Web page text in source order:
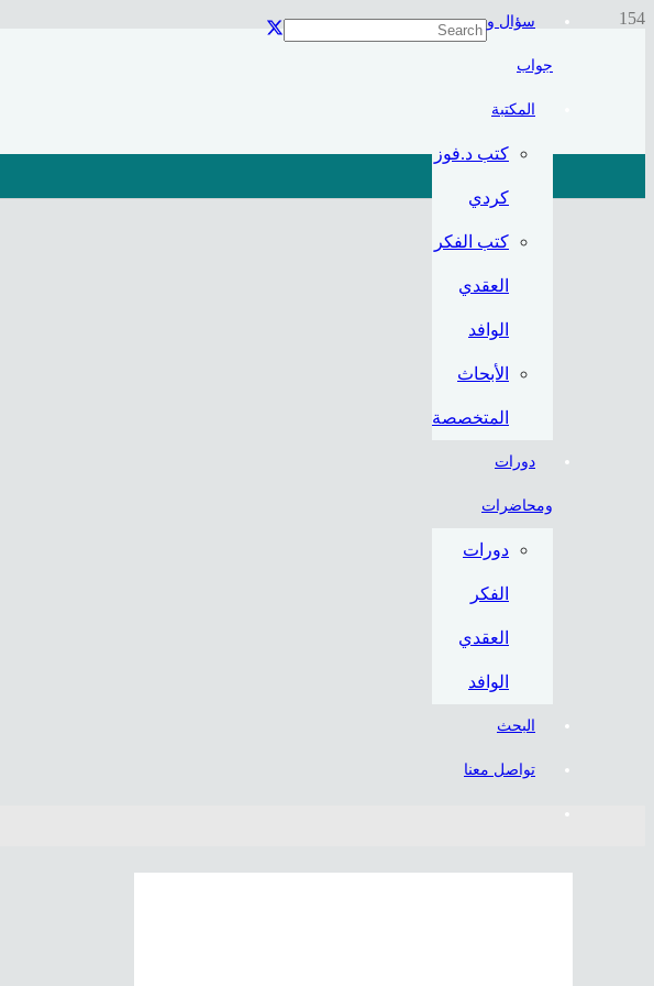
سؤال و
جواب
المكتبة
كتب د.فوز
كردي
كتب الفكر
العقدي
الوافد
الأبحاث
المتخصصة
دورات
ومحاضرات
دورات
الفكر
العقدي
الوافد
البحث
تواصل معنا